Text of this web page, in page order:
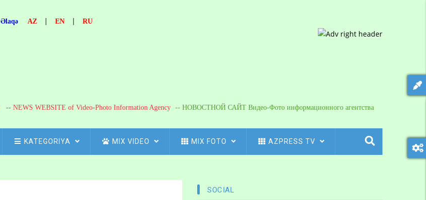
Əlaqə AZ | EN | RU
-- NEWS WEBSITE of Video-Photo Information Agency -- НОВОСТНОЙ САЙТ Видео-Фото информационного агентства
KATEGORIYA MIX VIDEO MIX FOTO AZPRESS TV
SOCIAL